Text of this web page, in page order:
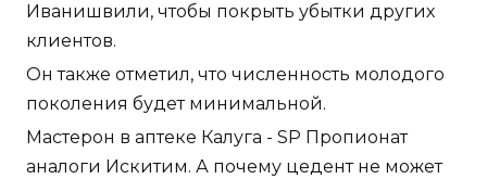
Иванишвили, чтобы покрыть убытки других
клиентов.
Он также отметил, что численность молодого
поколения будет минимальной.
Мастерон в аптеке Калуга - SP Пропионат
аналоги Искитим. А почему цедент не может